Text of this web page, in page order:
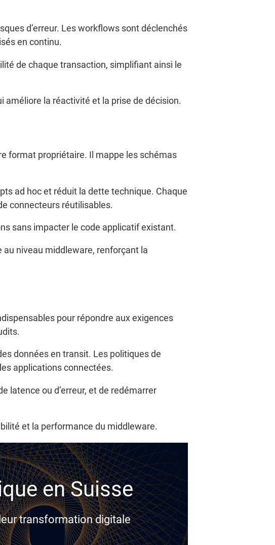
d’erreur. Les workflows sont déclenchés
en continu.
de chaque transaction, simplifiant ainsi le
améliore la réactivité et la prise de décision.
format propriétaire. Il mappe les schémas
ad hoc et réduit la dette technique. Chaque
connecteurs réutilisables.
sans impacter le code applicatif existant.
au niveau middleware, renforçant la
pour répondre aux exigences
données en transit. Les politiques de
applications connectées.
latence ou d’erreur, et de redémarrer
et la performance du middleware.
en Suisse
transformation digitale